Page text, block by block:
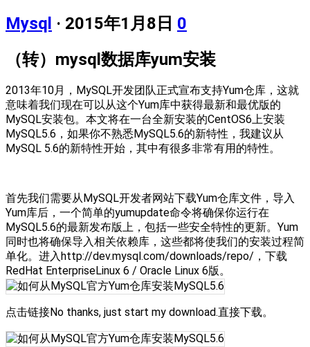
Mysql · 2015年1月8日 0
（转）mysql数据库yum安装
2013年10月，MySQL开发团队正式宣布支持Yum仓库，这就
意味着我们现在可以从这个Yum库中获得最新和最优版的
MySQL安装包。本文将在一台全新安装的CentOS6上安装
MySQL5.6，如果你不熟悉MySQL5.6的新特性，我建议从
MySQL 5.6的新特性开始，其中有很多非常有用的特性。
首先我们需要从MySQL开发者网站下载Yum仓库文件，导入
Yum库后，一个简单的yumupdate命令将确保你运行在
MySQL5.6的最新发布版上，包括一些安全特性的更新。Yum
同时也将确保导入相关依赖库，这些都将使我们的安装过程简
单化。进入http://dev.mysql.com/downloads/repo/，下载
RedHat EnterpriseLinux 6 / Oracle Linux 6版。
点击链接No thanks, just start my download.直接下载。